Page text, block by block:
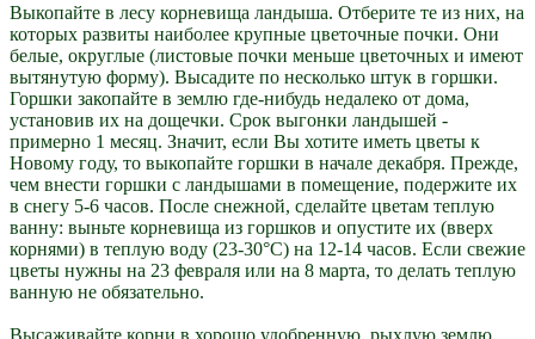
Выкопайте в лесу корневища ландыша. Отберите те из них, на
которых развиты наиболее крупные цветочные почки. Они
белые, округлые (листовые почки меньше цветочных и имеют
вытянутую форму). Высадите по несколько штук в горшки.
Горшки закопайте в землю где-нибудь недалеко от дома,
установив их на дощечки. Срок выгонки ландышей -
примерно 1 месяц. Значит, если Вы хотите иметь цветы к
Новому году, то выкопайте горшки в начале декабря. Прежде,
чем внести горшки с ландышами в помещение, подержите их
в снегу 5-6 часов. После снежной, сделайте цветам теплую
ванну: выньте корневища из горшков и опустите их (вверх
корнями) в теплую воду (23-30°С) на 12-14 часов. Если свежие
цветы нужны на 23 февраля или на 8 марта, то делать теплую
ванную не обязательно.
Высаживайте корни в хорошо удобренную, рыхлую землю.